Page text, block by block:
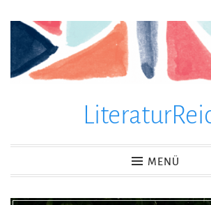
Zum
springen
MENÜ